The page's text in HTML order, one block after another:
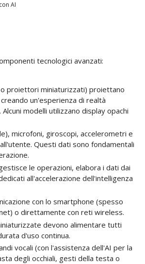
AI
tecnologici avanzati:
proiettori miniaturizzati) proiettano
un'esperienza di realtà
modelli utilizzano display opachi
microfoni, giroscopi, accelerometri e
Questi dati sono fondamentali
le operazioni, elabora i dati dai
all'accelerazione dell'intelligenza
con lo smartphone (spesso
o direttamente con reti wireless.
devono alimentare tutti
d'uso continua.
vocali (con l'assistenza dell'AI per la
degli occhiali, gesti della testa o